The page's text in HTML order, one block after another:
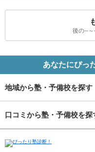
後の--～
あなたにぴっ
地域から塾・予備校を探す
口コミから塾・予備校を探